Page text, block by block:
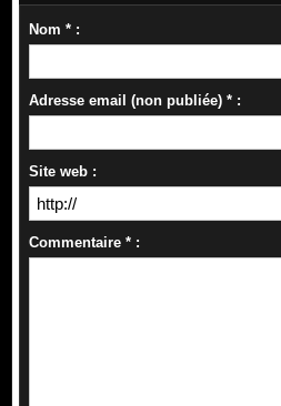
Nom * :
Adresse email (non publiée) * :
Site web :
Commentaire * :